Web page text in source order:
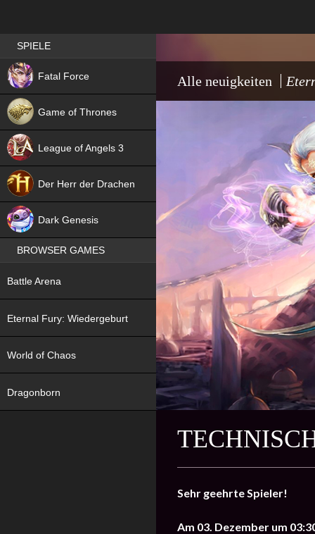
Alle neuigkeiten
Sehr geehrte Spieler!
Am 03. Dezember um
Best RPG games in Germany
SPIELE
Fatal Force
NEW
Game of Thrones
League of Angels 3
Der Herr der Drachen
Dark Genesis
BROWSER GAMES
Battle Arena
Eternal Fury: Wiedergeburt
World of Chaos
Dragonborn